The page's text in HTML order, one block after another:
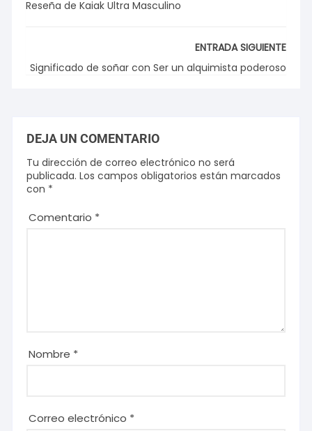
Reseña de Kaiak Ultra Masculino
ENTRADA SIGUIENTE
Significado de soñar con Ser un alquimista poderoso
DEJA UN COMENTARIO
Tu dirección de correo electrónico no será
publicada. Los campos obligatorios están marcados
con *
Comentario *
Nombre *
Correo electrónico *